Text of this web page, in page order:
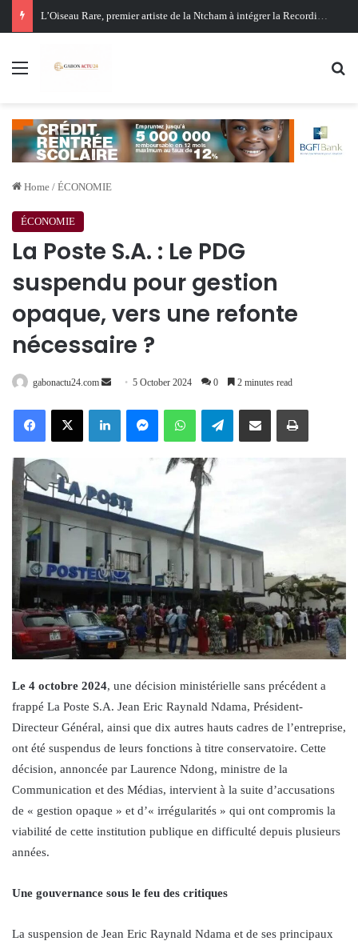
Oligui Nguema au Ghana : Libreville mise sur Accra pour renforcer sa stratégie diplomatique et économique
Menu
Home / ÉCONOMIE
ÉCONOMIE
La Poste S.A. : Le PDG
suspendu pour gestion
opaque, vers une refonte
nécessaire ?
gabonactu24.com
Send 5 October 2024 0 2 minutes read
FacebookX LinkedInMessengerWhatsAppTelegramShare via Email Print
Le 4 octobre 2024, une décision ministérielle sans précédent a
frappé La Poste S.A. Jean Eric Raynald Ndama, Président-
Directeur Général, ainsi que dix autres hauts cadres de l’entreprise,
ont été suspendus de leurs fonctions à titre conservatoire. Cette
décision, annoncée par Laurence Ndong, ministre de la
Communication et des Médias, intervient à la suite d’accusations
de « gestion opaque » et d’« irrégularités » qui ont compromis la
viabilité de cette institution publique en difficulté depuis plusieurs
années.
Une gouvernance sous le feu des critiques
La suspension de Jean Eric Raynald Ndama et de ses principaux